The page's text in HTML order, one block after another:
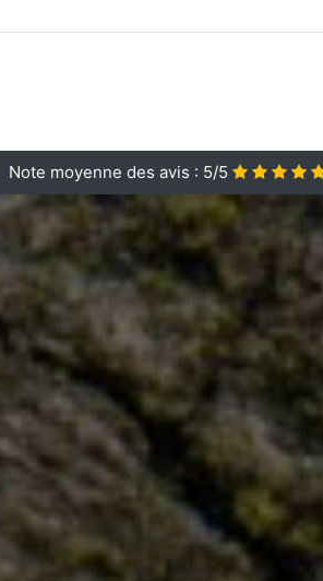
Note moyenne des avis : 5/5